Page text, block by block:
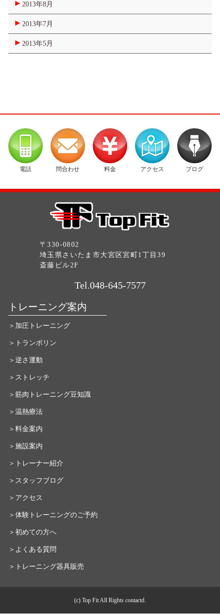
2013年8月
2013年7月
2013年5月
電話 問合わせ 料金 アクセス ブログ
〒330-0802
埼玉県さいたま市大宮区宮町1丁目39
斎藤ビル2F
Tel.048-645-7577
トレーニング案内
＞加圧トレーニング
＞トランポリン
＞逆さ運動
＞ストレッチ
＞筋肉トレーニング豆知識
＞温熱療法
＞料金案内
＞施設案内
＞トレーナー紹介
＞スタッフブログ
＞アクセス
＞体験トレーニングのご予約
＞初めての方へ
＞よくある質問
＞トレーニング器具販売
(c) Top Fit All Rights contactd.